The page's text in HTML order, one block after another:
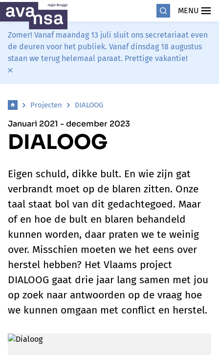
MENU
Zomer! Vanaf maandag 13 juli sluit ons secretariaat even
de deuren voor het publiek. Vanaf dinsdag 18 augustus
staan we terug helemaal paraat. Prettige vakantie!
Projecten DIALOOG
Januari 2021 - december 2023
DIALOOG
Eigen schuld, dikke bult. En wie zijn gat
verbrandt moet op de blaren zitten. Onze
taal staat bol van dit gedachtegoed. Maar
of en hoe de bult en blaren behandeld
kunnen worden, daar praten we te weinig
over. Misschien moeten we het eens over
herstel hebben? Het Vlaams project
DIALOOG gaat drie jaar lang samen met jou
op zoek naar antwoorden op de vraag hoe
we kunnen omgaan met conflict en herstel.